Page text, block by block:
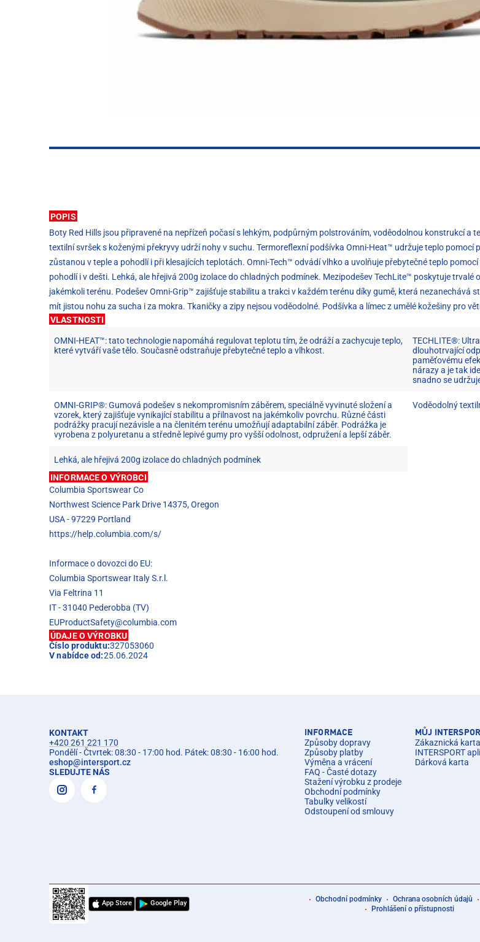
POPIS
Boty Red Hills jsou připravené na nepřízeň počasí s lehkým, podpůrným polstrováním, voděodolnou konstrukcí a
textilní svršek s koženými překryvy udrží nohy v suchu. Termoreflexní podšívka Omni-Heat™ udržuje teplo
zůstanou v teple a pohodlí i při klesajících teplotách. Omni-Tech™ odvádí vlhko a uvolňuje přebytečné teplo
pohodlí i v dešti. Lehká, ale hřejivá 200g izolace do chladných podmínek. Mezipodešev TechLite™ poskytuje
jakémkoli terénu. Podešev Omni-Grip™ zajišťuje stabilitu a trakci v každém terénu díky gumě, která nezanechává
mít jistou nohu za sucha i za mokra. Tkaničky a zipy nejsou voděodolné. Podšívka a límec z umělé kožešiny pro
VLASTNOSTI
OMNI-HEAT™: tato technologie napomáhá regulovat teplotu tím, že odráží a zachycuje teplo,
které vytváří vaše tělo. Současně odstraňuje přebytečné teplo a vlhkost.
TECHLITE®:
dlouhotrvající
paměťovému
nárazy a je tak
snadno se
OMNI-GRIP®: Gumová podešev s nekompromisním záběrem, speciálně vyvinuté složení a
vzorek, který zajišťuje vynikající stabilitu a přilnavost na jakémkoliv povrchu. Různé části
podrážky pracují nezávisle a na členitém terénu umožňují adaptabilní záběr. Podrážka je
vyrobena z polyuretanu a středně lepivé gumy pro vyšší odolnost, odpružení a lepší záběr.
Voděodolný
Lehká, ale hřejivá 200g izolace do chladných podmínek
INFORMACE O VÝROBCI
Columbia Sportswear Co
Northwest Science Park Drive 14375, Oregon
USA - 97229 Portland
https://help.columbia.com/s/
Informace o dovozci do EU:
Columbia Sportswear Italy S.r.l.
Via Feltrina 11
IT - 31040 Pederobba (TV)
EUProductSafety@columbia.com
ÚDAJE O VÝROBKU
Číslo produktu:327053060
V nabídce od:25.06.2024
KONTAKT
+420 261 221 170
Pondělí - Čtvrtek: 08:30 - 17:00 hod. Pátek: 08:30 - 16:00 hod.
eshop@intersport.cz
SLEDUJTE NÁS
INFORMACE
Způsoby dopravy
Způsoby platby
Výměna a vrácení
FAQ - Časté dotazy
Stažení výrobku z prodeje
Obchodní podmínky
Tabulky velikostí
Odstoupení od smlouvy
MŮJ
Zákaznická karta
INTERSPORT
Dárková karta
App Store Google Play Obchodní podmínky Ochrana osobních údajů
Prohlášení o přístupnosti